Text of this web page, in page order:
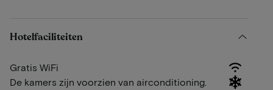
Hotelfaciliteiten
Gratis WiFi
De kamers zijn voorzien van airconditioning.